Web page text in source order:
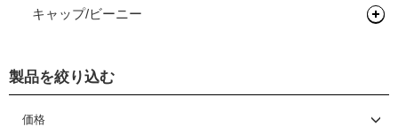
キャップ/ビーニー
製品を絞り込む
価格